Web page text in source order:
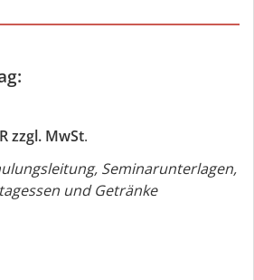
, Diplom-Ingenieur (FH)
, Ingenieur energieeffizientes &
Beratung Fenster &
zzgl. MwSt.
Seminarunterlagen,
und Getränke